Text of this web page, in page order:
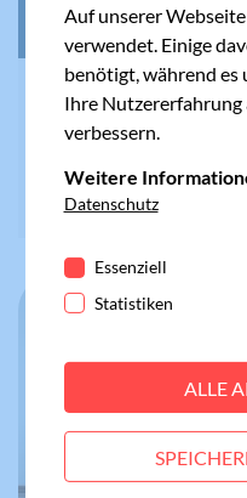
Dein innerer
lernst, dir
Auf unserer
verwendet. Einige
benötigt, während es
Ihre Nutzererfahrung
verbessern.
Essenziell
Funktionen der
gewährleistet, dass
funktioniert.
Name
Anbieter Meine
Session
Statistiken
Statistik-Cookies
Benutzer mit unserer
Weitere
Datenschutz
Essenziell
Statistiken
ALLE